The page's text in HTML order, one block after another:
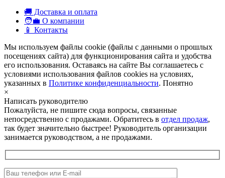
🚚 Доставка и оплата
🧑‍💼 О компании
📱 Контакты
Мы используем файлы cookie (файлы с данными о прошлых
посещениях сайта) для функционирования сайта и удобства
его использования. Оставаясь на сайте Вы соглашаетесь с
условиями использования файлов cookies на условиях,
указанных в Политике конфиденциальности. Понятно
×
Написать руководителю
Пожалуйста, не пишите сюда вопросы, связанные
непосредственно с продажами. Обратитесь в отдел продаж,
так будет значительно быстрее! Руководитель организации
занимается руководством, а не продажами.